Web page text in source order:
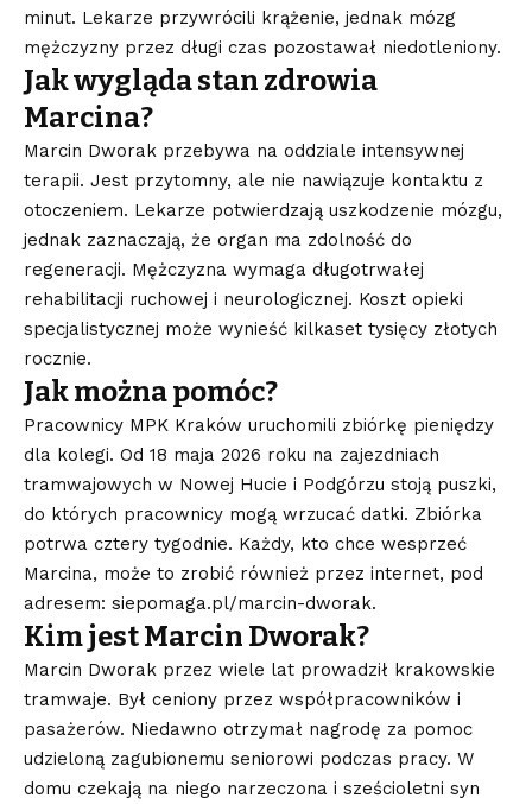
minut. Lekarze przywrócili krążenie, jednak mózg
mężczyzny przez długi czas pozostawał niedotleniony.
Jak wygląda stan zdrowia
Marcina?
Marcin Dworak przebywa na oddziale intensywnej
terapii. Jest przytomny, ale nie nawiązuje kontaktu z
otoczeniem. Lekarze potwierdzają uszkodzenie mózgu,
jednak zaznaczają, że organ ma zdolność do
regeneracji. Mężczyzna wymaga długotrwałej
rehabilitacji ruchowej i neurologicznej. Koszt opieki
specjalistycznej może wynieść kilkaset tysięcy złotych
rocznie.
Jak można pomóc?
Pracownicy MPK Kraków uruchomili zbiórkę pieniędzy
dla kolegi. Od 18 maja 2026 roku na zajezdniach
tramwajowych w Nowej Hucie i Podgórzu stoją puszki,
do których pracownicy mogą wrzucać datki. Zbiórka
potrwa cztery tygodnie. Każdy, kto chce wesprzeć
Marcina, może to zrobić również przez internet, pod
adresem: siepomaga.pl/marcin-dworak.
Kim jest Marcin Dworak?
Marcin Dworak przez wiele lat prowadził krakowskie
tramwaje. Był ceniony przez współpracowników i
pasażerów. Niedawno otrzymał nagrodę za pomoc
udzieloną zagubionemu seniorowi podczas pracy. W
domu czekają na niego narzeczona i sześcioletni syn